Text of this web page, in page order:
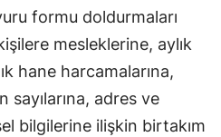
formu doldurmaları
mesleklerine, aylık
hane harcamalarına,
sayılarına, adres ve
bilgilerine ilişkin birtakım